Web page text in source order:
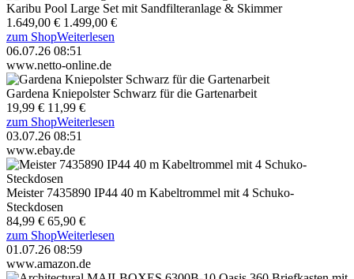
Karibu Pool Large Set mit Sandfilteranlage & Skimmer
1.649,00 € 1.499,00 €
zum ShopWeiterlesen
06.07.26 08:51
www.netto-online.de
Gardena Kniepolster Schwarz für die Gartenarbeit
19,99 € 11,99 €
zum ShopWeiterlesen
03.07.26 08:51
www.ebay.de
Meister 7435890 IP44 40 m Kabeltrommel mit 4 Schuko-
Steckdosen
84,99 € 65,90 €
zum ShopWeiterlesen
01.07.26 08:59
www.amazon.de